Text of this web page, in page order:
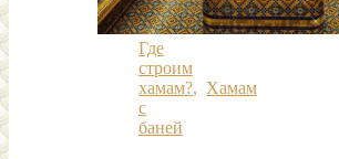
Где
строим
хамам?, Хамам
с
баней